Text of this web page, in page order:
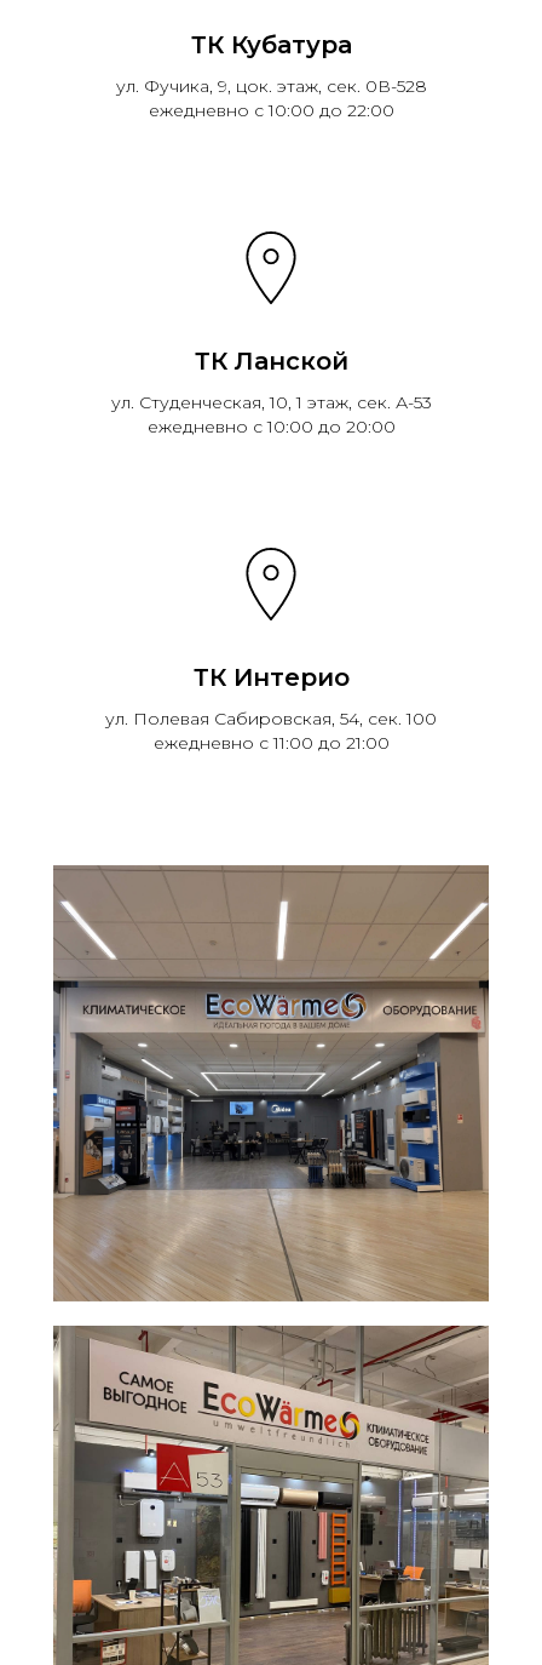
ТК Кубатура
ул. Фучика, 9, цок. этаж, сек. 0В-528
ежедневно с 10:00 до 22:00
ТК Ланской
ул. Студенческая, 10, 1 этаж, сек. А-53
ежедневно с 10:00 до 20:00
ТК Интерио
ул. Полевая Сабировская, 54, сек. 100
ежедневно с 11:00 до 21:00